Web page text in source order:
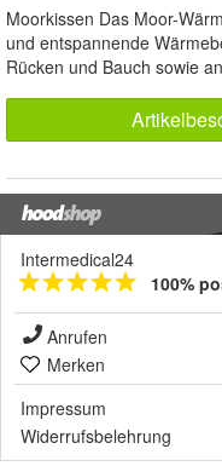
Moorkissen Das Moor-
und entspannende
Rücken und Bauch sowie
Intermedical24
100%
Anrufen
Merken
Impressum
Widerrufsbelehrung